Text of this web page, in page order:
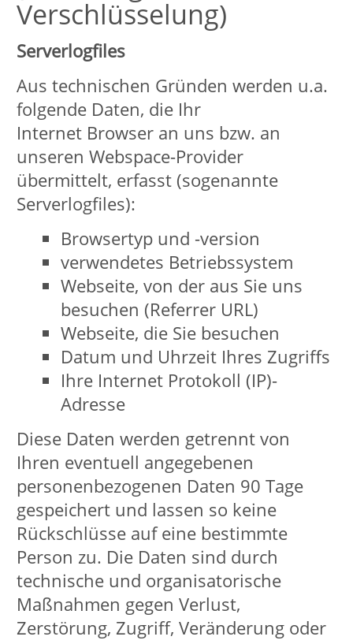
Diese Seite nutzt aus
Sicherheitsgründen und zum Schutz
der Übertragung ver­traulicher Inhalte,
wie zum Beispiel Kursbuchungen oder
Anfragen, die Sie an uns als
Seitenbetreiber senden, eine SSL-bzw.
TLS-Verschlüsselung. Eine ver­
schlüsselte Verbindung erkennen Sie
daran, dass die Adresszeile des
Browsers von “http://” auf “https://”
wechselt und an dem Schloss-Symbol
in Ihrer Browser­zeile. Wenn die SSL-
bzw. TLS-Verschlüsselung aktiviert ist,
können die Daten, die Sie an uns
übermitteln, nicht von Dritten
mitgelesen werden. Das bedeutet, dass
bei der elektronischen Antragstellung
mittels Online-Formular der Antrag
zusammen mit Ihren persönlichen
Daten über eine gesi­cherte Verbindung
verschlüsselt übermittelt wird. Dabei
unterliegen Ihre Daten behördenintern
dem Datenschutz und sind
zweckgebunden. Sie werden ge­löscht,
wenn sie nicht mehr zur Erledigung der
angefragten oder beantragten Aufgabe
benötigt werden. Es erfolgt keine
Weitergabe an Dritte.
Umgang mit personenbezogenen
Daten und Kontaktmöglichkeiten
Die Nutzung unserer Seite ist ohne
eine Angabe von personenbezogenen
Daten möglich. Personenbezogene
Daten sind Einzelangaben über Ihre
persönlichen oder sachlichen
Verhältnisse. Hierunter fallen alle
Informationen zu Ihrer Identität wie